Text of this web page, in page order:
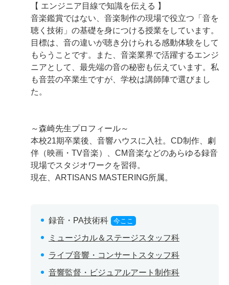
【 エンジニア目線で知識を伝える 】
音楽鑑賞ではない、音楽制作の現場で役立つ「音を
聴く技術」の基礎を身につける授業をしています。
目標は、音の違いが聴き分けられる感動体験をして
もらうことです。また、音楽業界で活躍するエンジ
ニアとして、最先端の音の秘密も伝えています。私
も音芸の卒業生ですが、学校は講師陣で選びまし
た。
～森崎先生プロフィール～
本校21期卒業後、音響ハウスに入社。CD制作、劇
伴（映画・TV音楽）、CM音楽などのあらゆる録音
現場でスタジオワークを習得。
現在、ARTISANS MASTERING所属。
録音・PA技術科 今ここ
ミュージカル＆ステージスタッフ科
ライブ音響・コンサートスタッフ科
音響監督・ビジュアルアート制作科